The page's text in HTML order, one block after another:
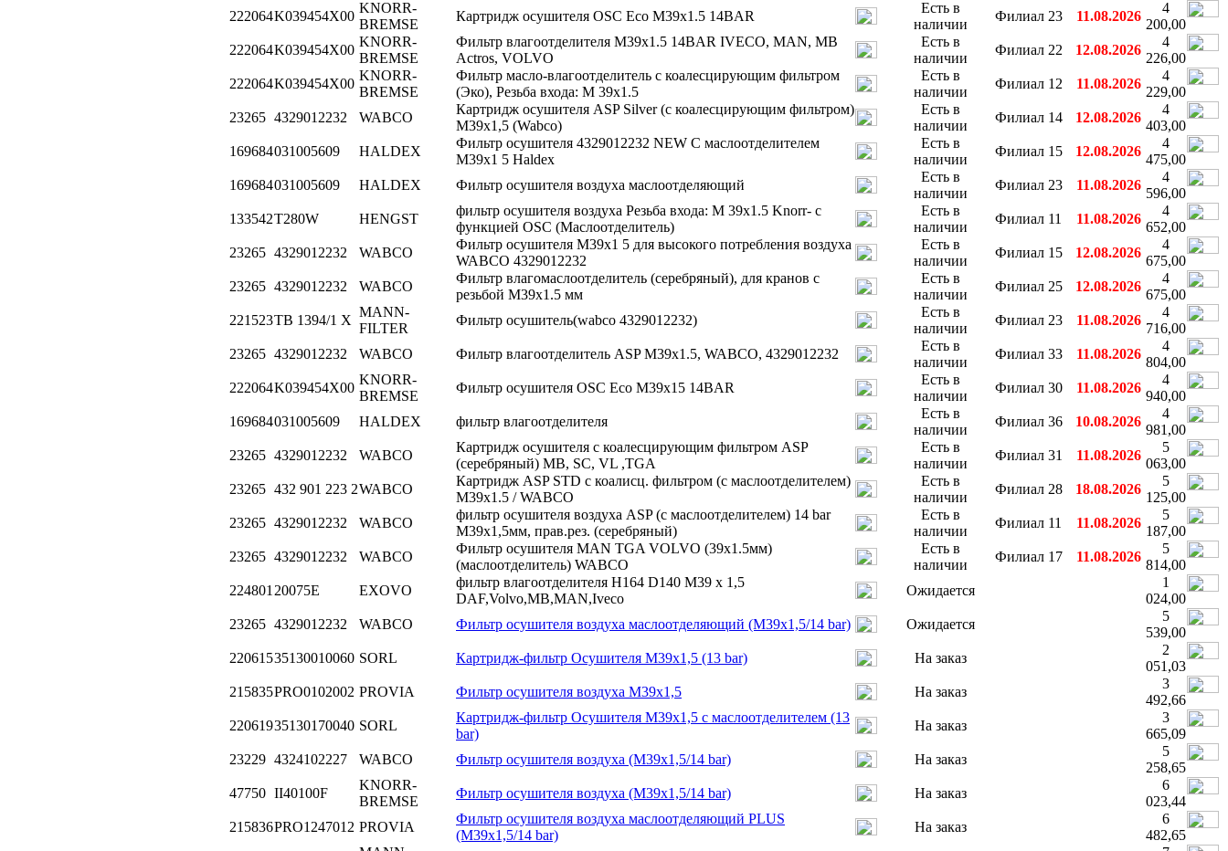
222064K039454X00
KNORR-
BREMSE
Картридж осушителя OSC Eco M39x1.5 14BAR
Есть в
наличии
Филиал 23 11.08.2026
4
200,00
222064K039454X00
KNORR-
BREMSE
Фильтр влагоотделителя M39x1.5 14BAR IVECO, MAN, MB
Actros, VOLVO
Есть в
наличии
Филиал 22 12.08.2026
4
226,00
222064K039454X00
KNORR-
BREMSE
Фильтр масло-влагоотделитель с коалесцирующим фильтром
(Эко), Резьба входа: M 39x1.5
Есть в
наличии
Филиал 12 11.08.2026
4
229,00
23265 4329012232 WABCO
Картридж осушителя ASP Silver (с коалесцирующим фильтром)
М39х1,5 (Wabco)
Есть в
наличии
Филиал 14 12.08.2026
4
403,00
169684031005609 HALDEX
Фильтр осушителя 4329012232 NEW С маслоотделителем
M39x1 5 Haldex
Есть в
наличии
Филиал 15 12.08.2026
4
475,00
169684031005609 HALDEX Фильтр осушителя воздуха маслоотделяющий
Есть в
наличии
Филиал 23 11.08.2026
4
596,00
133542T280W HENGST
фильтр осушителя воздуха Резьба входа: M 39x1.5 Knorr- с
функцией OSC (Маслоотделитель)
Есть в
наличии
Филиал 11 11.08.2026
4
652,00
23265 4329012232 WABCO
Фильтр осушителя М39х1 5 для высокого потребления воздуха
WABCO 4329012232
Есть в
наличии
Филиал 15 12.08.2026
4
675,00
23265 4329012232 WABCO
Фильтр влагомаслоотделитель (серебряный), для кранов с
резьбой M39x1.5 мм
Есть в
наличии
Филиал 25 12.08.2026
4
675,00
221523TB 1394/1 X
MANN-
FILTER
Фильтр осушитель(wabco 4329012232)
Есть в
наличии
Филиал 23 11.08.2026
4
716,00
23265 4329012232 WABCO Фильтр влагоотделитель ASP M39x1.5, WABCO, 4329012232
Есть в
наличии
Филиал 33 11.08.2026
4
804,00
222064K039454X00
KNORR-
BREMSE
Фильтр осушителя OSC Eco M39x15 14BAR
Есть в
наличии
Филиал 30 11.08.2026
4
940,00
169684031005609 HALDEX фильтр влагоотделителя
Есть в
наличии
Филиал 36 10.08.2026
4
981,00
23265 4329012232 WABCO
Картридж осушителя с коалесцирующим фильтром ASP
(серебряный) MB, SC, VL ,TGA
Есть в
наличии
Филиал 31 11.08.2026
5
063,00
23265 432 901 223 2WABCO
Картридж ASP STD с коалисц. фильтром (с маслоотделителем)
M39x1.5 / WABCO
Есть в
наличии
Филиал 28 18.08.2026
5
125,00
23265 4329012232 WABCO
фильтр осушителя воздуха ASP (с маслоотделителем) 14 bar
M39x1,5мм, прав.рез. (серебряный)
Есть в
наличии
Филиал 11 11.08.2026
5
187,00
23265 4329012232 WABCO
Фильтр осушителя MAN TGA VOLVO (39х1.5мм)
(маслоотделитель) WABCO
Есть в
наличии
Филиал 17 11.08.2026
5
814,00
224801 20075E EXOVO
фильтр влагоотделителя H164 D140 M39 x 1,5
DAF,Volvo,MB,MAN,Iveco
Ожидается
1
024,00
23265 4329012232 WABCO Фильтр осушителя воздуха маслоотделяющий (М39х1,5/14 bar) Ожидается
5
539,00
22061535130010060 SORL Картридж-фильтр Осушителя M39x1,5 (13 bar) На заказ
2
051,03
215835PRO0102002 PROVIA Фильтр осушителя воздуха М39х1,5 На заказ
3
492,66
22061935130170040 SORL
Картридж-фильтр Осушителя М39х1,5 с маслоотделителем (13
bar)
На заказ
3
665,09
23229 4324102227 WABCO Фильтр осушителя воздуха (М39х1,5/14 bar) На заказ
5
258,65
47750 II40100F
KNORR-
BREMSE
Фильтр осушителя воздуха (М39х1,5/14 bar) На заказ
6
023,44
215836PRO1247012 PROVIA
Фильтр осушителя воздуха маслоотделяющий PLUS
(М39х1,5/14 bar)
На заказ
6
482,65